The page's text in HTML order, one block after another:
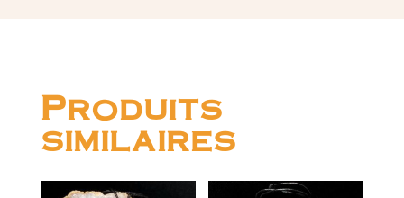
Produits
similaires